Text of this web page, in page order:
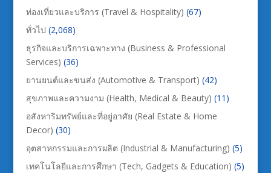
ท่องเที่ยวและบริการ (Travel & Hospitality) (67)
ทั่วไป (2,068)
ธุรกิจและบริการเฉพาะทาง (Business & Professional
Services) (36)
ยานยนต์และขนส่ง (Automotive & Transport) (42)
สุขภาพและความงาม (Health, Medical & Beauty) (11)
อสังหาริมทรัพย์และที่อยู่อาศัย (Real Estate & Home
Decor) (30)
อุตสาหกรรมและการผลิต (Industrial & Manufacturing) (5)
เทคโนโลยีและการศึกษา (Tech, Gadgets & Education) (5)